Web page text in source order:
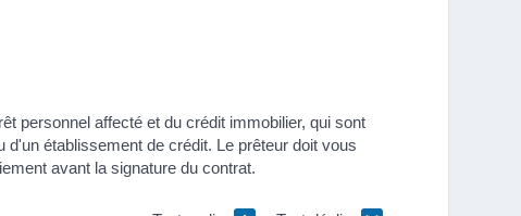
personnel affecté et du crédit immobilier, qui sont
établissement de crédit. Le prêteur doit vous
avant la signature du contrat.